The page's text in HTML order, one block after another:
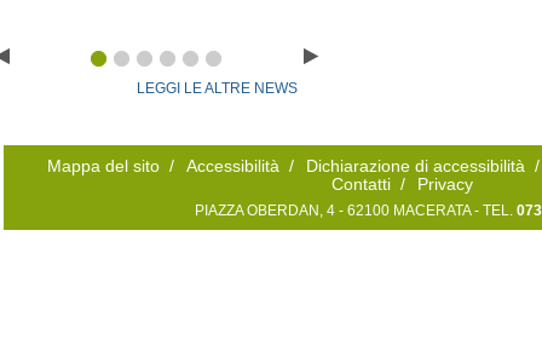
LEGGI LE ALTRE NEWS
Mappa del sito / Accessibilità / Dichiarazione di accessibilità /
Contatti / Privacy
PIAZZA OBERDAN, 4 - 62100 MACERATA - TEL.